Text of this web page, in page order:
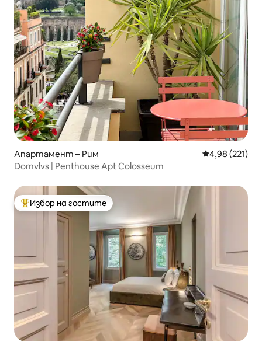
Апартамент – Рим Средна
4,98 (221)
Domvlvs | Penthouse Apt Colosseum
Най-популярен избор на гостите
Избор на гостите